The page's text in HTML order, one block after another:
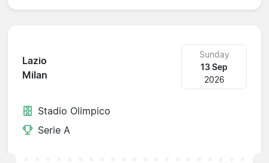
Lazio
Milan
Sunday
13 Sep
2026
Stadio Olimpico
Serie A